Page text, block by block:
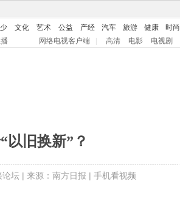
文化 艺术 公益 产经 汽车 旅游 健康 时尚
网络电视客户端 高清 电影 电视剧
以旧换新”？
论坛| 来源：南方日报 | 手机看视频